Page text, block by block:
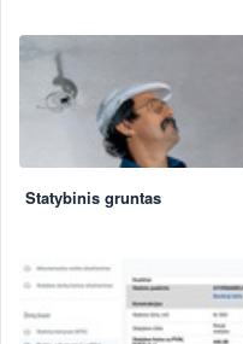
Statybinis gruntas